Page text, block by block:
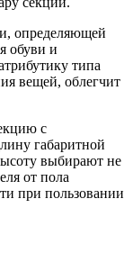
определяющей
обуви и
типа
вещей, облегчит
с
габаритной
выбирают не
от пола
при пользовании